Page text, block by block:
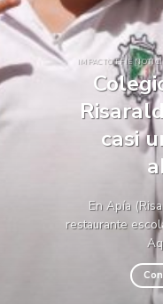
IMPACTO FFIE
casi
En Apía
restaurante